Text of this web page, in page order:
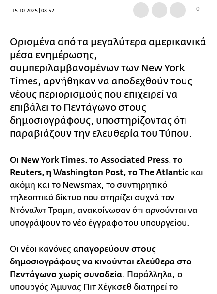
15.10.2025 | 08:52 0
Ορισμένα από τα μεγαλύτερα αμερικανικά
μέσα ενημέρωσης,
συμπεριλαμβανομένων των New York
Times, αρνήθηκαν να αποδεχθούν τους
νέους περιορισμούς που επιχειρεί να
επιβάλει το Πεντάγωνο στους
δημοσιογράφους, υποστηρίζοντας ότι
παραβιάζουν την ελευθερία του Τύπου.
Οι New York Times, το Associated Press, το
Reuters, η Washington Post, το The Atlantic και
ακόμη και το Newsmax, το συντηρητικό
τηλεοπτικό δίκτυο που στηρίζει συχνά τον
Ντόναλντ Τραμπ, ανακοίνωσαν ότι αρνούνται να
υπογράψουν το νέο έγγραφο του υπουργείου.
Οι νέοι κανόνες απαγορεύουν στους
δημοσιογράφους να κινούνται ελεύθερα στο
Πεντάγωνο χωρίς συνοδεία. Παράλληλα, ο
υπουργός Άμυνας Πιτ Χέγκσεθ διατηρεί το